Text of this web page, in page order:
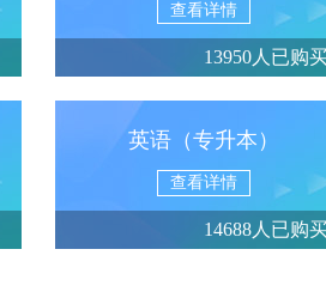
查看详情
13950人已购
英语（专升本）
查看详情
14688人已购